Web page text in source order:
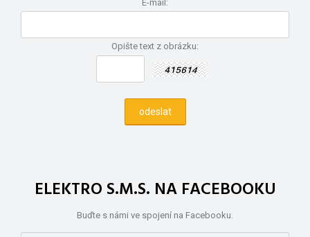
E-mail:
Opište text z obrázku:
ELEKTRO S.M.S. NA FACEBOOKU
Buďte s námi ve spojení na Facebooku.